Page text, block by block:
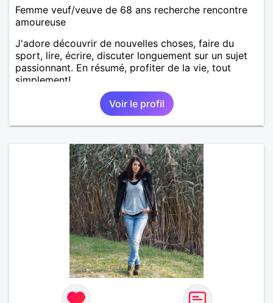
Femme veuf/veuve de 68 ans recherche rencontre
amoureuse
J'adore découvrir de nouvelles choses, faire du
sport, lire, écrire, discuter longuement sur un sujet
passionnant. En résumé, profiter de la vie, tout
simplement!
Voir le profil